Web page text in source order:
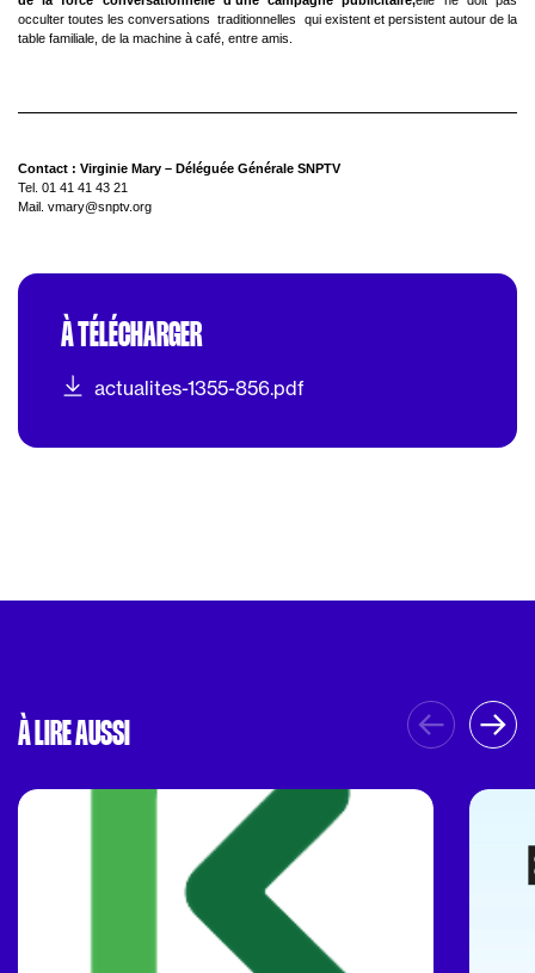
occulter toutes les conversations  traditionnelles  qui existent et persistent autour de la
table familiale, de la machine à café, entre amis.
Contact : Virginie Mary – Déléguée Générale SNPTV
Tel. 01 41 41 43 21
Mail. vmary@snptv.org
À TÉLÉCHARGER
actualites-1355-856.pdf
À LIRE AUSSI